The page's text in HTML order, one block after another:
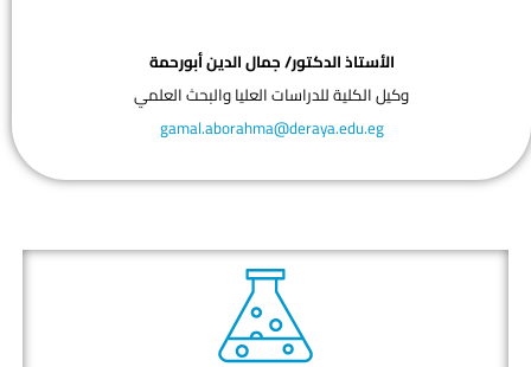
الأستاذ الدكتور/ جمال الدين أبورحمة
وكيل الكلية للدراسات العليا والبحث العلمي
gamal.aborahma@deraya.edu.eg